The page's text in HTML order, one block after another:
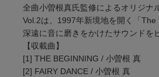
全曲小曽根真氏監修によるオリジナ
Vol.2は、1997年新境地を開く「
深遠に音に磨きをかけたサウンドを
【収載曲】
[1] THE BEGINNING / 小曽根 真
[2] FAIRY DANCE / 小曽根 真